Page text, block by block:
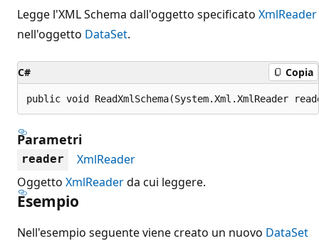
Legge l'XML Schema dall'oggetto specificato XmlReader
nell'oggetto DataSet.
C# Copia
public void ReadXmlSchema(System.Xml.XmlReader
Parametri
reader
XmlReader
Oggetto XmlReaderda cui leggere.
Esempio
Nell'esempio seguente viene creato un nuovo DataSet